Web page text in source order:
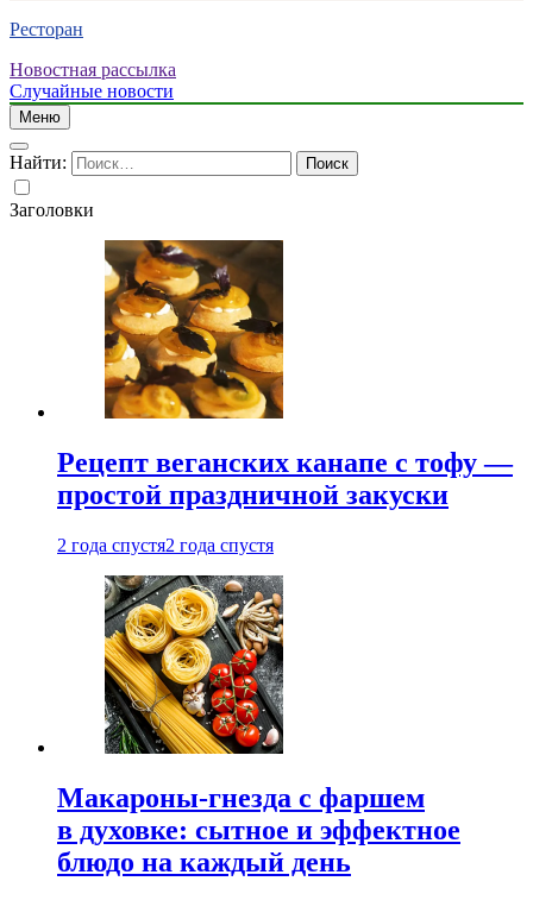
Ресторан
Новостная рассылка
Случайные новости
Меню
Найти:
Заголовки
Рецепт веганских канапе с тофу —
простой праздничной закуски
2 года спустя2 года спустя
Макароны-гнезда с фаршем
в духовке: сытное и эффектное
блюдо на каждый день